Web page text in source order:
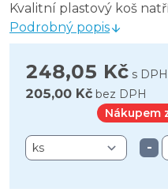
Kvalitní plastový koš
Podrobný popis
248,05 Kč s DPH
205,00 Kč bez DPH
Nákupem
-